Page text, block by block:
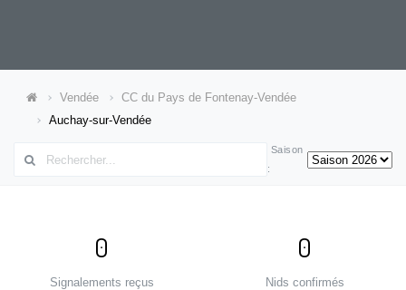
Vendée
CC du Pays de Fontenay-Vendée
Auchay-sur-Vendée
Saison
:
0
Signalements reçus
0
Nids confirmés